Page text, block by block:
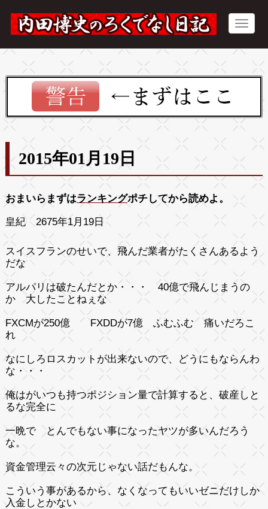
2015年01月19日
おまいらまずはランキングポチしてから読めよ。
皇紀 2675年1月19日
スイスフランのせいで、飛んだ業者がたくさんあるよう
だな
アルパリは破たんだとか・・・ 40億で飛んじまうの
か 大したことねぇな
FXCMが250億 FXDDが7億 ふむふむ 痛いだろこ
れ
なにしろロスカットが出来ないので、どうにもならんわ
な・・・
俺はがいつも持つポジション量で計算すると、破産しと
るな完全に
一晩で とんでもない事になったヤツが多いんだろう
な。
資金管理云々の次元じゃない話だもんな。
こういう事があるから、なくなってもいいゼニだけしか
入金しとかない